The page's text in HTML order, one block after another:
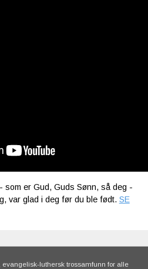
som er Gud, Guds Sønn, så deg -
var glad i deg før du ble født. SE
evangelisk-luthersk trossamfunn for alle